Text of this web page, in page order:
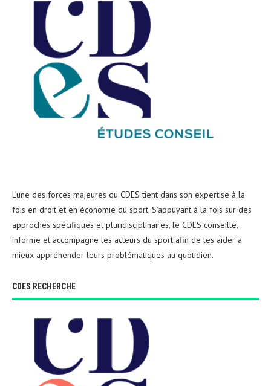
L’une des forces majeures du CDES tient dans son expertise à la
fois en droit et en économie du sport. S’appuyant à la fois sur des
approches spécifiques et pluridisciplinaires, le CDES conseille,
informe et accompagne les acteurs du sport afin de les aider à
mieux appréhender leurs problématiques au quotidien.
CDES RECHERCHE